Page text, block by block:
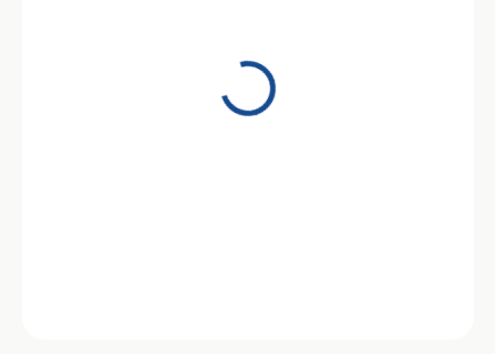
Total Quartz 9000 NFC